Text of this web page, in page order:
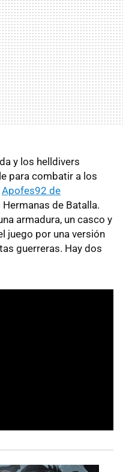
y los helldivers
para combatir a los
Apofes92 de
de Batalla.
armadura, un casco y
juego por una versión
guerreras. Hay dos